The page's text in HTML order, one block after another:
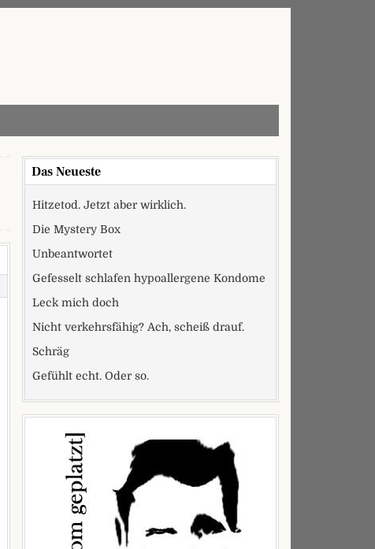
Das Neueste
Hitzetod. Jetzt aber wirklich.
Die Mystery Box
Unbeantwortet
Gefesselt schlafen hypoallergene Kondome
Leck mich doch
Nicht verkehrsfähig? Ach, scheiß drauf.
Schräg
Gefühlt echt. Oder so.